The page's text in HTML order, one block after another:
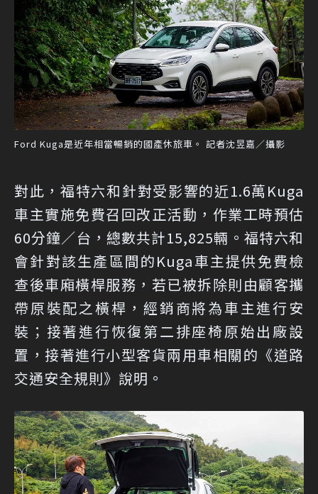
Ford Kuga是近年相當暢銷的國產休旅車。 記者沈昱嘉／攝影
對此，福特六和針對受影響的近1.6萬Kuga
車主實施免費召回改正活動，作業工時預估
60分鐘／台，總數共計15,825輛。福特六和
會針對該生產區間的Kuga車主提供免費檢
查後車廂橫桿服務，若已被拆除則由顧客攜
帶原裝配之橫桿，經銷商將為車主進行安
裝；接著進行恢復第二排座椅原始出廠設
置，接著進行小型客貨兩用車相關的《道路
交通安全規則》說明。